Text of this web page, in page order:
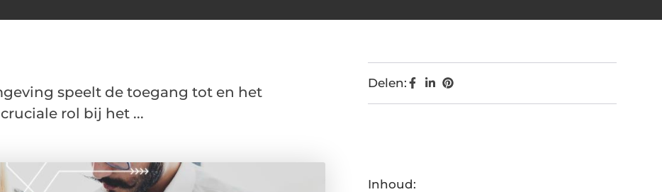
speelt de toegang tot en het
rol bij het ...
Delen:
Inhoud: